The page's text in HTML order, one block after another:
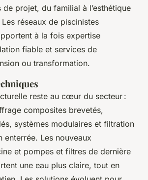
projet, du familial à l’esthétique
réseaux de piscinistes
à la fois expertise
fiable et services de
ou transformation.
reste au cœur du secteur :
composites brevetés,
systèmes modulaires et filtration
enterrée. Les nouveaux
et pompes et filtres de dernière
une eau plus claire, tout en